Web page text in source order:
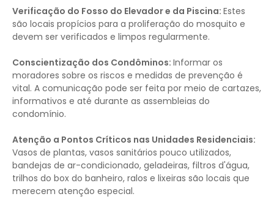
Verificação do Fosso do Elevador e da Piscina: Estes
são locais propícios para a proliferação do mosquito e
devem ser verificados e limpos regularmente.
Conscientização dos Condôminos: Informar os
moradores sobre os riscos e medidas de prevenção é
vital. A comunicação pode ser feita por meio de cartazes,
informativos e até durante as assembleias do
condomínio.
Atenção a Pontos Críticos nas Unidades Residenciais:
Vasos de plantas, vasos sanitários pouco utilizados,
bandejas de ar-condicionado, geladeiras, filtros d'água,
trilhos do box do banheiro, ralos e lixeiras são locais que
merecem atenção especial.